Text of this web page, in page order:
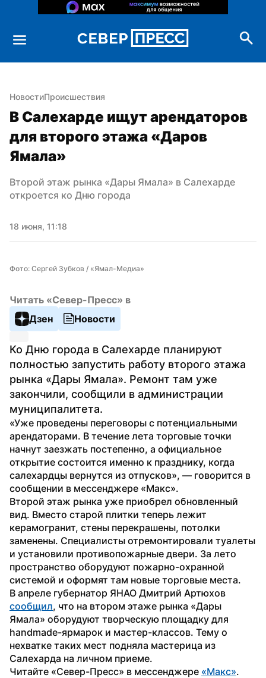
НовостиПроисшествия
В Салехарде ищут арендаторов
для второго этажа «Даров
Ямала»
Второй этаж рынка «Дары Ямала» в Салехарде
откроется ко Дню города
18 июня, 11:18
Фото: Сергей Зубков / «Ямал-Медиа»
Читать «Север-Пресс» в
Дзен
Новости
Ко Дню города в Салехарде планируют
полностью запустить работу второго этажа
рынка «Дары Ямала». Ремонт там уже
закончили, сообщили в администрации
муниципалитета.
«Уже проведены переговоры с потенциальными
арендаторами. В течение лета торговые точки
начнут заезжать постепенно, а официальное
открытие состоится именно к празднику, когда
салехардцы вернутся из отпусков», — говорится в
сообщении в мессенджере «Макс».
Второй этаж рынка уже приобрел обновленный
вид. Вместо старой плитки теперь лежит
керамогранит, стены перекрашены, потолки
заменены. Специалисты отремонтировали туалеты
и установили противопожарные двери. За лето
пространство оборудуют пожарно-охранной
системой и оформят там новые торговые места.
сообщил, что на втором этаже рынка «Дары
Ямала» оборудуют творческую площадку для
handmade-ярмарок и мастер-классов. Тему о
нехватке таких мест подняла мастерица из
Салехарда на личном приеме.
Читайте «Север-Пресс» в мессенджере «Макс».